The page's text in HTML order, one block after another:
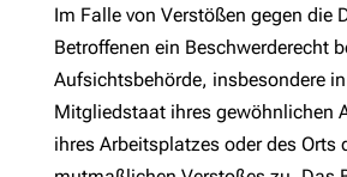
Im Falle von Verstößen gegen die
Betroffenen ein Beschwerderecht
Aufsichtsbehörde, insbesondere
Mitgliedstaat ihres gewöhnlichen
ihres Arbeitsplatzes oder des Orts